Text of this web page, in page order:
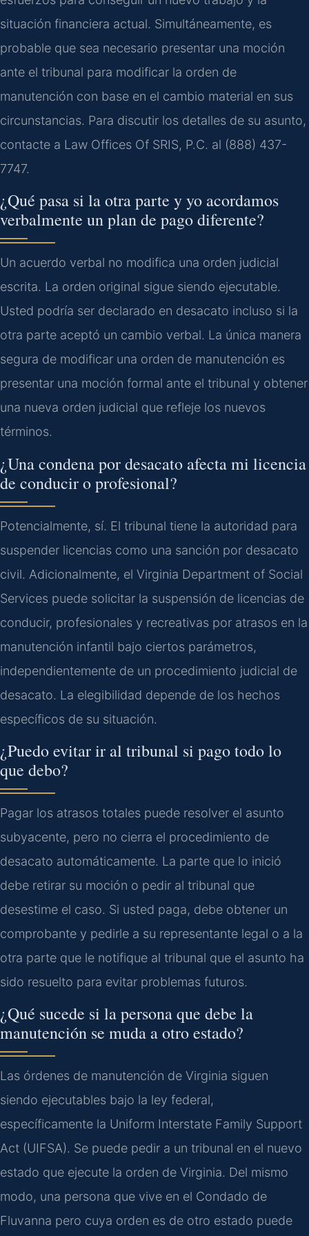
situación financiera actual. Simultáneamente, es
probable que sea necesario presentar una moción
ante el tribunal para modificar la orden de
manutención con base en el cambio material en sus
circunstancias. Para discutir los detalles de su asunto,
contacte a Law Offices Of SRIS, P.C. al (888) 437-
7747.
¿Qué pasa si la otra parte y yo acordamos
verbalmente un plan de pago diferente?
Un acuerdo verbal no modifica una orden judicial
escrita. La orden original sigue siendo ejecutable.
Usted podría ser declarado en desacato incluso si la
otra parte aceptó un cambio verbal. La única manera
segura de modificar una orden de manutención es
presentar una moción formal ante el tribunal y obtener
una nueva orden judicial que refleje los nuevos
términos.
¿Una condena por desacato afecta mi licencia
de conducir o profesional?
Potencialmente, sí. El tribunal tiene la autoridad para
suspender licencias como una sanción por desacato
civil. Adicionalmente, el Virginia Department of Social
Services puede solicitar la suspensión de licencias de
conducir, profesionales y recreativas por atrasos en la
manutención infantil bajo ciertos parámetros,
independientemente de un procedimiento judicial de
desacato. La elegibilidad depende de los hechos
específicos de su situación.
¿Puedo evitar ir al tribunal si pago todo lo
que debo?
Pagar los atrasos totales puede resolver el asunto
subyacente, pero no cierra el procedimiento de
desacato automáticamente. La parte que lo inició
debe retirar su moción o pedir al tribunal que
desestime el caso. Si usted paga, debe obtener un
comprobante y pedirle a su representante legal o a la
otra parte que le notifique al tribunal que el asunto ha
sido resuelto para evitar problemas futuros.
¿Qué sucede si la persona que debe la
manutención se muda a otro estado?
Las órdenes de manutención de Virginia siguen
siendo ejecutables bajo la ley federal,
específicamente la Uniform Interstate Family Support
Act (UIFSA). Se puede pedir a un tribunal en el nuevo
estado que ejecute la orden de Virginia. Del mismo
modo, una persona que vive en el Condado de
Fluvanna pero cuya orden es de otro estado puede